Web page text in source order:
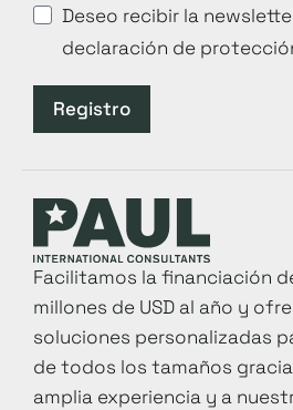
Deseo recibir la
declaración de
Registro
Facilitamos la financiación
millones de USD al año y
soluciones personalizadas
de todos los tamaños
amplia experiencia y a